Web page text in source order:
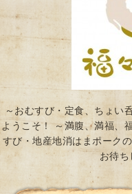
～おむすび・定食、ちょ
ようこそ！ ～満腹、満福、
すび・地産地消はまポーク
お待